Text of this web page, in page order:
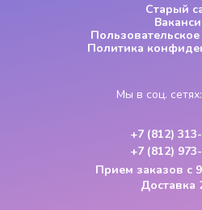
Старый
Политика
Мы в соц. сетях:
+7 (812)
+7 (812)
Прием заказов с
Доставка